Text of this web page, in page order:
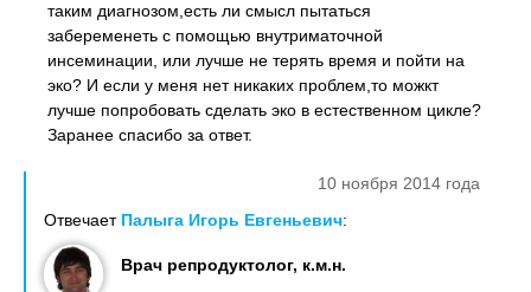
таким диагнозом,есть ли смысл пытаться
забеременеть с помощью внутриматочной
инсеминации, или лучше не терять время и пойти на
эко? И если у меня нет никаких проблем,то можкт
лучше попробовать сделать эко в естественном цикле?
Заранее спасибо за ответ.
10 ноября 2014 года
Отвечает Палыга Игорь Евгеньевич:
Врач репродуктолог, к.м.н.